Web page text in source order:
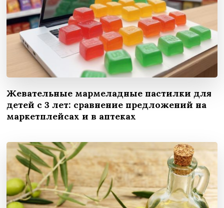
Жевательные мармеладные пастилки для
детей с 3 лет: сравнение предложений на
маркетплейсах и в аптеках